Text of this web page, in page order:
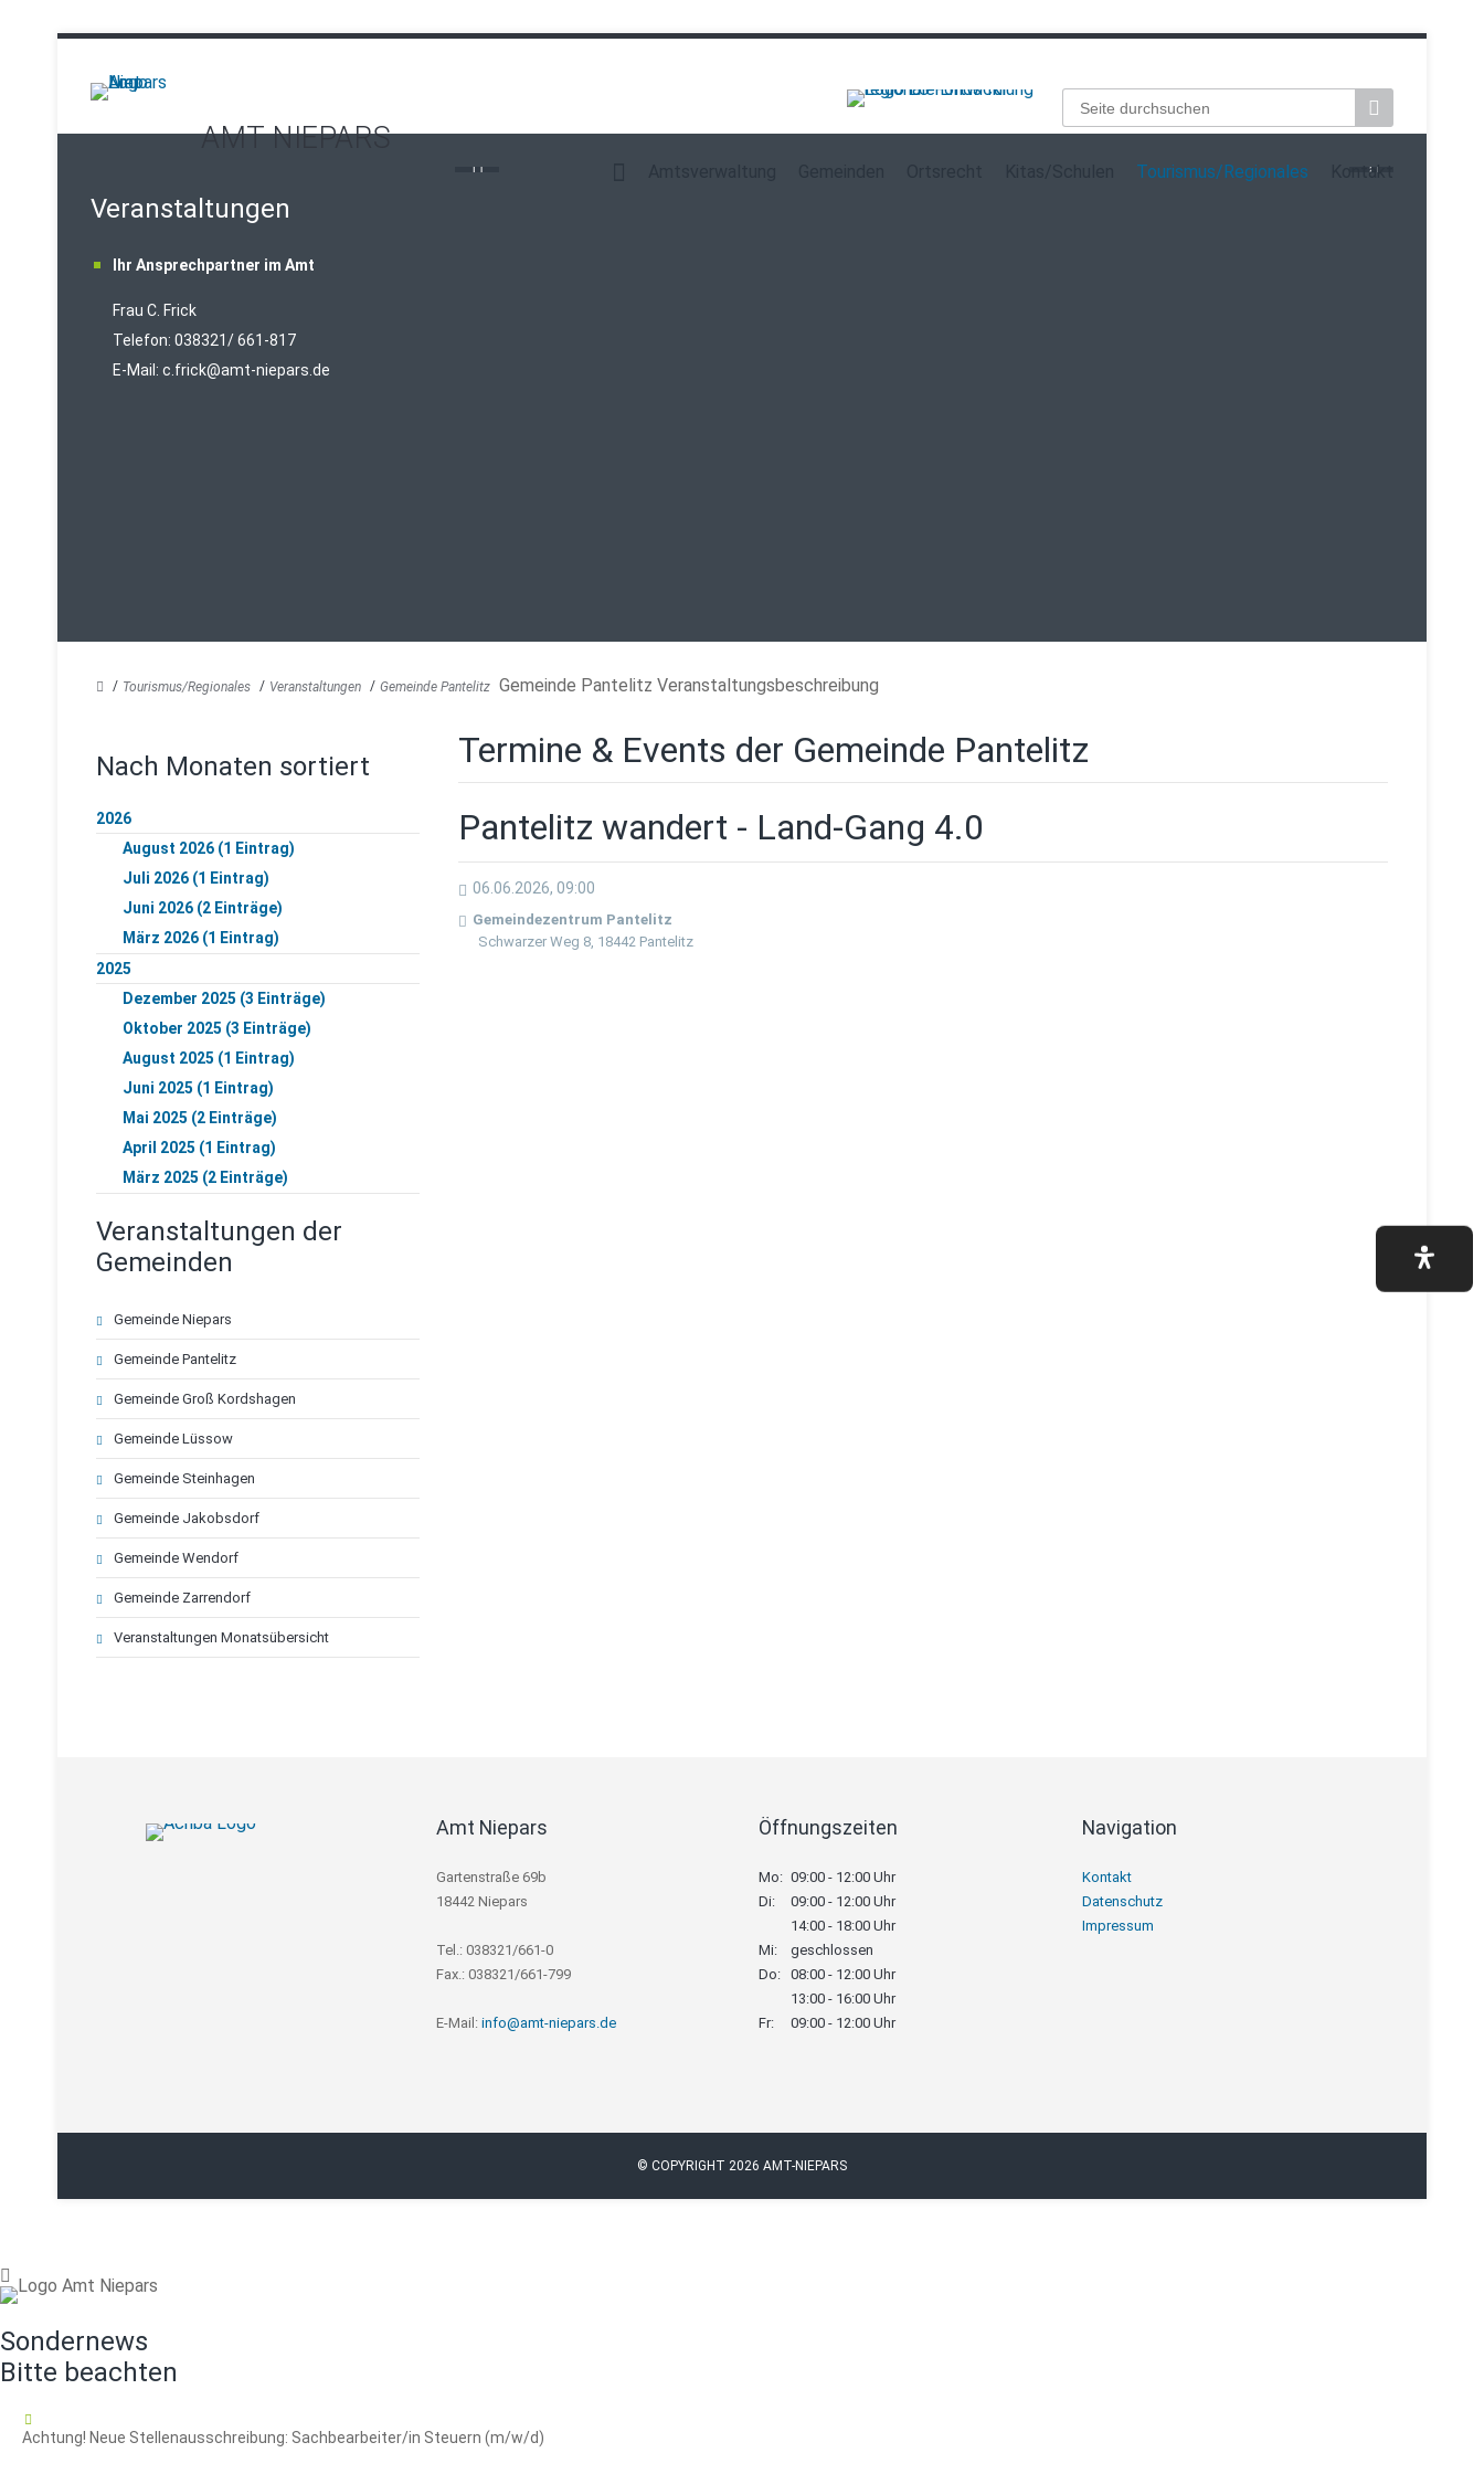
AMT NIEPARS
Suchbegriffe
Tourismus/Regionales Kontakt
Veranstaltungen
Ihr Ansprechpartner im Amt
Frau C. Frick
Telefon: 038321/ 661-817
E-Mail: c.frick@amt-niepars.de
Tourismus/Regionales Veranstaltungen Gemeinde Pantelitz Gemeinde Pantelitz Veranstaltungsbeschreibung
Termine & Events der Gemeinde Pantelitz
Pantelitz wandert - Land-Gang 4.0
06.06.2026, 09:00
Gemeindezentrum Pantelitz
Schwarzer Weg 8, 18442 Pantelitz
Nach Monaten sortiert
2026
August 2026 (1 Eintrag)
Juli 2026 (1 Eintrag)
Juni 2026 (2 Einträge)
März 2026 (1 Eintrag)
2025
Dezember 2025 (3 Einträge)
Oktober 2025 (3 Einträge)
August 2025 (1 Eintrag)
Juni 2025 (1 Eintrag)
Mai 2025 (2 Einträge)
April 2025 (1 Eintrag)
März 2025 (2 Einträge)
Veranstaltungen der
Gemeinden
Navigation
überspringen
Gemeinde Niepars
Gemeinde Pantelitz
Gemeinde Groß Kordshagen
Gemeinde Lüssow
Gemeinde Steinhagen
Gemeinde Jakobsdorf
Gemeinde Wendorf
Gemeinde Zarrendorf
Veranstaltungen Monatsübersicht
Amt Niepars
Gartenstraße 69b
18442 Niepars
Tel.: 038321/661-0
Fax.: 038321/661-799
E-Mail: info@amt-niepars.de
Öffnungszeiten
Mo: 09:00 - 12:00 Uhr
Di:
09:00 - 12:00 Uhr
14:00 - 18:00 Uhr
Mi:
geschlossen
Do: 08:00 - 12:00 Uhr
13:00 - 16:00 Uhr
Fr:
09:00 - 12:00 Uhr
Navigation
Navigation
überspringen
Kontakt
Datenschutz
Impressum
© COPYRIGHT 2026 AMT-NIEPARS
Sondernews
Bitte beachten
Achtung! Neue Stellenausschreibung: Sachbearbeiter/in Steuern (m/w/d)